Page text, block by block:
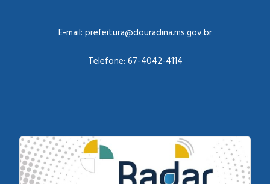
E-mail: prefeitura@douradina.ms.gov.br
Telefone: 67-4042-4114